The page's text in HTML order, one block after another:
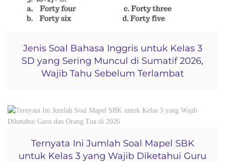
Jenis Soal Bahasa Inggris untuk Kelas 3
SD yang Sering Muncul di Sumatif 2026,
Wajib Tahu Sebelum Terlambat
Ternyata Ini Jumlah Soal Mapel SBK
untuk Kelas 3 yang Wajib Diketahui Guru